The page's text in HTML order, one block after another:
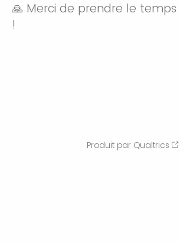
🙏 Merci de prendre le
!
Produit par Qualtrics